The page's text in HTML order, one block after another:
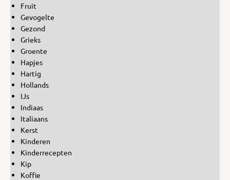
Fruit
Gevogelte
Gezond
Grieks
Groente
Hapjes
Hartig
Hollands
IJs
Indiaas
Italiaans
Kerst
Kinderen
Kinderrecepten
Kip
Koffie